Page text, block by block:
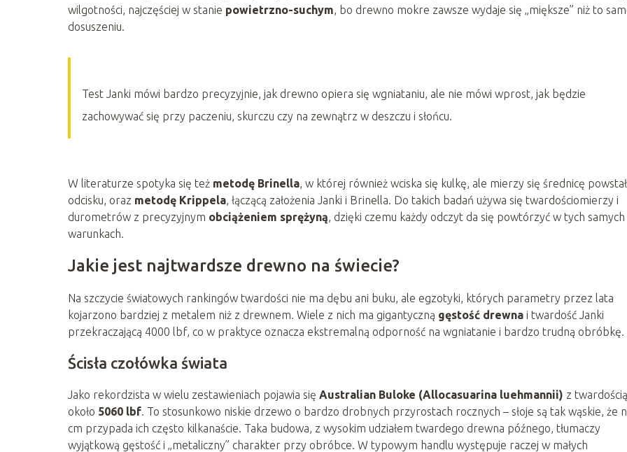
wilgotności, najczęściej w stanie powietrzno-suchym, bo drewno mokre zawsze wydaje się „miększe” niż to
dosuszeniu.
Test Janki mówi bardzo precyzyjnie, jak drewno opiera się wgniataniu, ale nie mówi wprost, jak będzie
zachowywać się przy paczeniu, skurczu czy na zewnątrz w deszczu i słońcu.
W literaturze spotyka się też metodę Brinella, w której również wciska się kulkę, ale mierzy się średnicę
odcisku, oraz metodę Krippela, łączącą założenia Janki i Brinella. Do takich badań używa się twardościomierzy i
durometrów z precyzyjnym obciążeniem sprężyną, dzięki czemu każdy odczyt da się powtórzyć w tych samych
warunkach.
Jakie jest najtwardsze drewno na świecie?
Na szczycie światowych rankingów twardości nie ma dębu ani buku, ale egzotyki, których parametry przez lata
kojarzono bardziej z metalem niż z drewnem. Wiele z nich ma gigantyczną gęstość drewna i twardość Janki
przekraczającą 4000 lbf, co w praktyce oznacza ekstremalną odporność na wgniatanie i bardzo trudną obróbkę.
Ścisła czołówka świata
Jako rekordzista w wielu zestawieniach pojawia się Australian Buloke (Allocasuarina luehmannii) z twardością
około 5060 lbf. To stosunkowo niskie drzewo o bardzo drobnych przyrostach rocznych – słoje są tak wąskie, że
cm przypada ich często kilkanaście. Taka budowa, z wysokim udziałem twardego drewna późnego, tłumaczy
wyjątkową gęstość i „metaliczny” charakter przy obróbce. W typowym handlu występuje raczej w małych